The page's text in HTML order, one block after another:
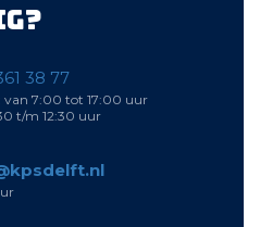
38 77
van 7:00 tot 17:00 uur
t/m 12:30 uur